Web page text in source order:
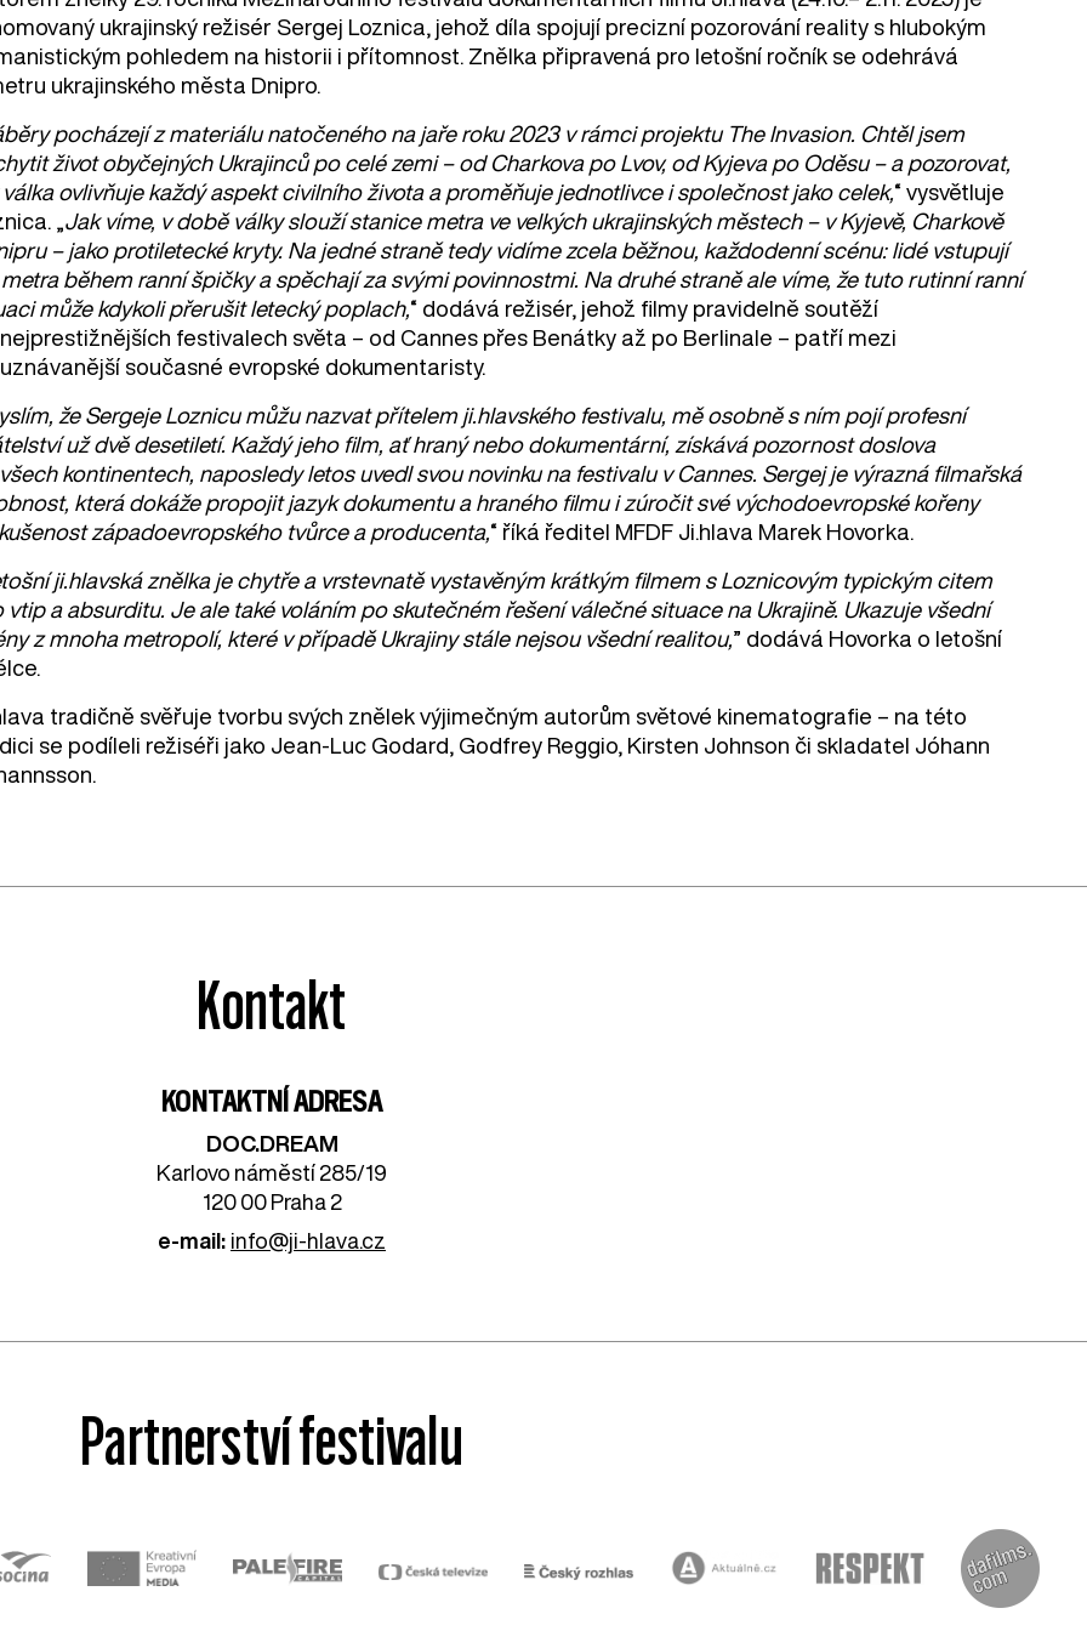
ukrajinský režisér Sergej Loznica, jehož díla spojují precizní pozorování reality s hlubokým
pohledem na historii i přítomnost. Znělka připravená pro letošní ročník se odehrává
ukrajinského města Dnipro.
pocházejí z materiálu natočeného na jaře roku 2023 v rámci projektu The Invasion. Chtěl jsem
život obyčejných Ukrajinců po celé zemi – od Charkova po Lvov, od Kyjeva po Oděsu – a pozorovat,
ovlivňuje každý aspekt civilního života a proměňuje jednotlivce i společnost jako celek,“ vysvětluje
„ Jak víme, v době války slouží stanice metra ve velkých ukrajinských městech – v Kyjevě, Charkově
– jako protiletecké kryty. Na jedné straně tedy vidíme zcela běžnou, každodenní scénu: lidé vstupují
během ranní špičky a spěchají za svými povinnostmi. Na druhé straně ale víme, že tuto rutinní ranní
může kdykoli přerušit letecký poplach, “ dodává režisér, jehož filmy pravidelně soutěží
festivalech světa – od Cannes přes Benátky až po Berlinale – patří mezi
současné evropské dokumentaristy.
že Sergeje Loznicu můžu nazvat přítelem ji.hlavského festivalu, mě osobně s ním pojí profesní
už dvě desetiletí. Každý jeho film, ať hraný nebo dokumentární, získává pozornost doslova
kontinentech, naposledy letos uvedl svou novinku na festivalu v Cannes. Sergej je výrazná filmařská
která dokáže propojit jazyk dokumentu a hraného filmu i zúročit své východoevropské kořeny
západoevropského tvůrce a producenta, “ říká ředitel MFDF Ji.hlava Marek Hovorka.
ji.hlavská znělka je chytře a vrstevnatě vystavěným krátkým filmem s Loznicovým typickým citem
vtip a absurditu. Je ale také voláním po skutečném řešení válečné situace na Ukrajině. Ukazuje všední
z mnoha metropolí, které v případě Ukrajiny stále nejsou všední realitou,” dodává Hovorka o letošní
tradičně svěřuje tvorbu svých znělek výjimečným autorům světové kinematografie – na této
se podíleli režiséři jako Jean-Luc Godard, Godfrey Reggio, Kirsten Johnson či skladatel Jóhann
Kontakt
KONTAKTNÍ ADRESA
DOC.DREAM​
Karlovo náměstí 285/19
120 00 Praha 2
e-mail: info@ji-hlava.cz
Partnerství festivalu